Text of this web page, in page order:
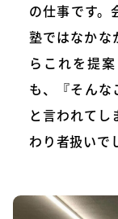
の仕事です。
塾ではなかな
らこれを提
も、『そんな
と言われて
わり者扱いで